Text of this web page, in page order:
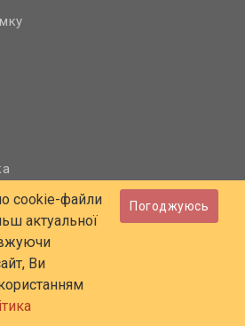
cookie-файли
актуальної
Ви
Погоджуюсь